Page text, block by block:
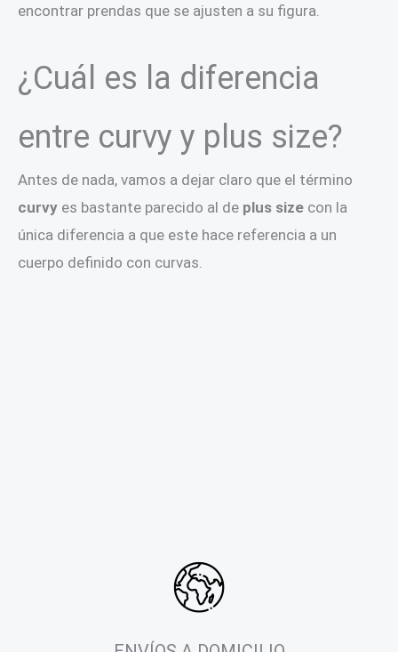
encontrar prendas que se ajusten a su figura.
¿Cuál es la diferencia
entre curvy y plus size?
Antes de nada, vamos a dejar claro que el término
curvy es bastante parecido al de plus size con la
única diferencia a que este hace referencia a un
cuerpo definido con curvas.